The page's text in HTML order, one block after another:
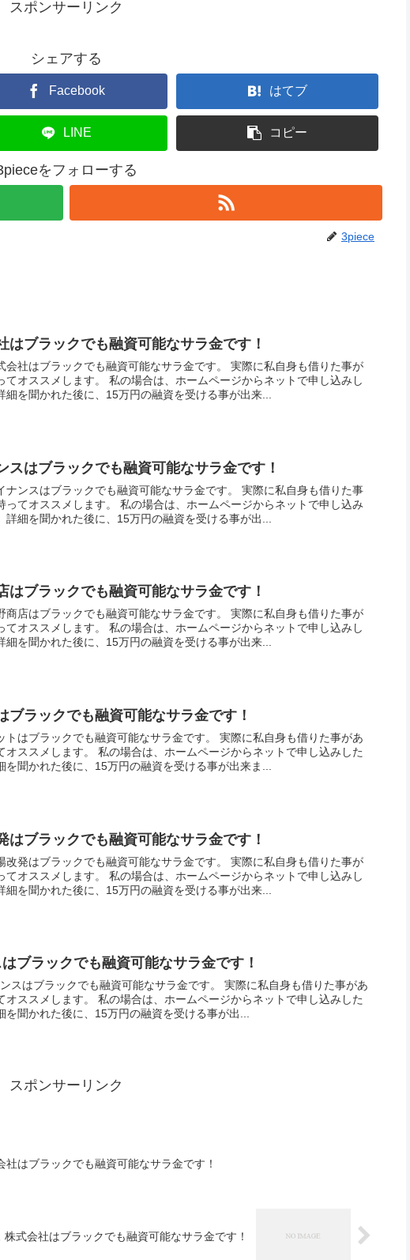
スポンサーリンク
シェアする
Facebook はてブ
LINE コピー
をフォローする
3piece
はブラックでも融資可能なサラ金です！
会社はブラックでも融資可能なサラ金です。 実際に私自身も借りた事が
てオススメします。 私の場合は、ホームページからネットで申し込みし
細を聞かれた後に、15万円の融資を受ける事が出来...
スはブラックでも融資可能なサラ金です！
ナンスはブラックでも融資可能なサラ金です。 実際に私自身も借りた事
ってオススメします。 私の場合は、ホームページからネットで申し込み
詳細を聞かれた後に、15万円の融資を受ける事が出...
はブラックでも融資可能なサラ金です！
商店はブラックでも融資可能なサラ金です。 実際に私自身も借りた事が
てオススメします。 私の場合は、ホームページからネットで申し込みし
細を聞かれた後に、15万円の融資を受ける事が出来...
ブラックでも融資可能なサラ金です！
トはブラックでも融資可能なサラ金です。 実際に私自身も借りた事があ
オススメします。 私の場合は、ホームページからネットで申し込みした
を聞かれた後に、15万円の融資を受ける事が出来ま...
はブラックでも融資可能なサラ金です！
改発はブラックでも融資可能なサラ金です。 実際に私自身も借りた事が
てオススメします。 私の場合は、ホームページからネットで申し込みし
細を聞かれた後に、15万円の融資を受ける事が出来...
ブラックでも融資可能なサラ金です！
スはブラックでも融資可能なサラ金です。 実際に私自身も借りた事があ
オススメします。 私の場合は、ホームページからネットで申し込みした
を聞かれた後に、15万円の融資を受ける事が出...
スポンサーリンク
社はブラックでも融資可能なサラ金です！
株式会社はブラックでも融資可能なサラ金です！